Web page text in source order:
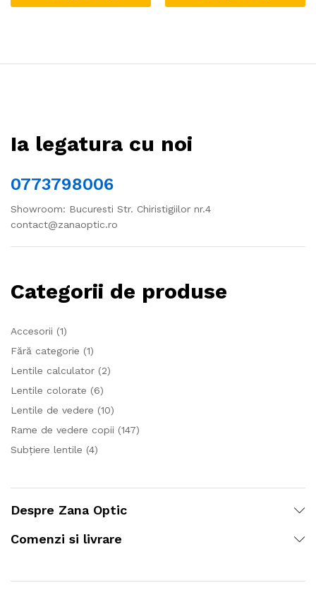
Ia legatura cu noi
0773798006
Showroom: Bucuresti Str. Chiristigiilor nr.4
contact@zanaoptic.ro
Categorii de produse
Accesorii (1)
Fără categorie (1)
Lentile calculator (2)
Lentile colorate (6)
Lentile de vedere (10)
Rame de vedere copii (147)
Subțiere lentile (4)
Despre Zana Optic
Comenzi si livrare